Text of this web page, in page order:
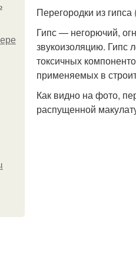
Перегородки из
Гипс — негорючий,
звукоизоляцию. Гипс
токсичных
применяемых в
Как видно на фото,
распущенной